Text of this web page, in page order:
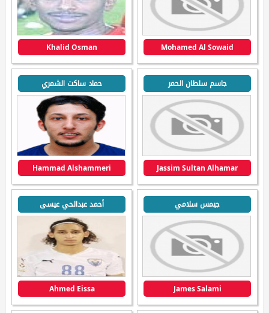
Mohamed Al Sowaid
Khalid Osman
جاسم سلطان الحمر
Jassim Sultan Alhamar
حماد ساكت الشمري
Hammad Alshammeri
جيمس سلامي
James Salami
أحمد عبدالحي عيسى
Ahmed Eissa